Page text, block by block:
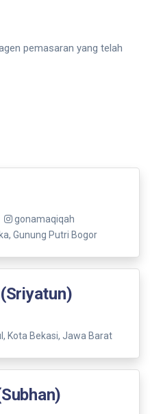
pemasaran yang telah
gonamaqiqah
Gunung Putri Bogor
Kota Bekasi, Jawa Barat